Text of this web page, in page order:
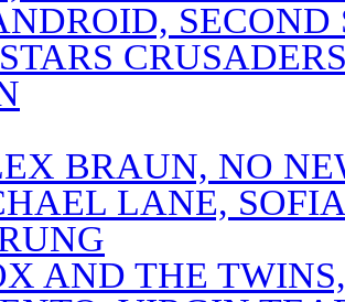
BRAUN, NO
LANE,
AND THE